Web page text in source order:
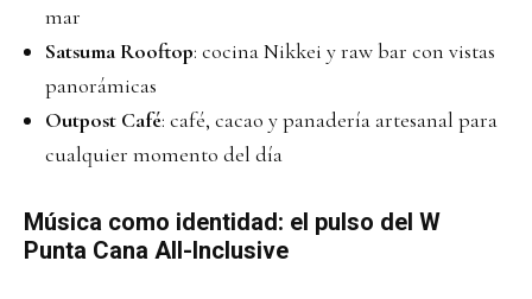
mar
Satsuma Rooftop: cocina Nikkei y raw bar con vistas
panorámicas
Outpost Café: café, cacao y panadería artesanal para
cualquier momento del día
Música como identidad: el pulso del W
Punta Cana All-Inclusive